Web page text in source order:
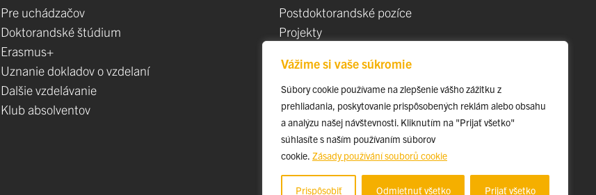
Vážime si vaše súkromie
Súbory cookie používame na zlepšenie vášho zážitku z
prehliadania, poskytovanie prispôsobených reklám alebo obsahu
a analýzu našej návštevnosti. Kliknutím na "Prijať všetko"
súhlasíte s naším používaním súborov
cookie. Zásady používání souborů cookie
Prispôsobiť Odmietnuť všetko Prijať všetko
Pre uchádzačov
Doktorandské štúdium
Erasmus+
Uznanie dokladov o vzdelaní
Dalšie vzdelávanie
Klub absolventov
Postdoktorandské pozíce
Projekty
TIP-UPJŠ
Vedecké parky
Evidencia publikačnej činnosti
Habilitačné a vymenúvacie konania